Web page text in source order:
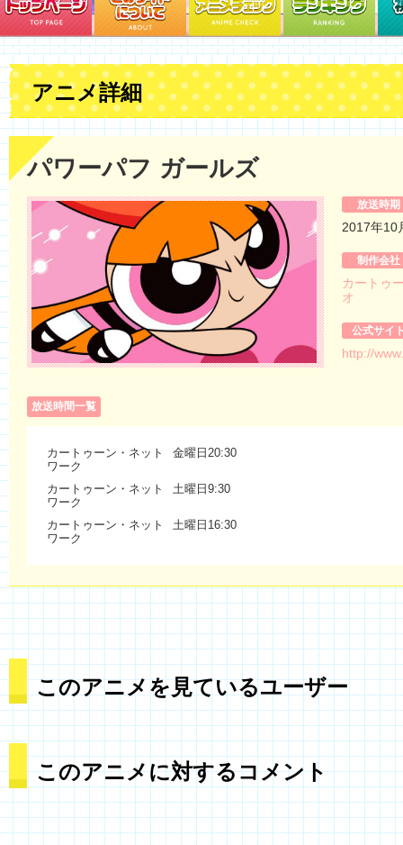
アニメ詳細
パワーパフ ガールズ
放送時期
2017年10
制作会社
カートゥ
オ
公式サイ
http://
放送時間一覧
カートゥーン・ネット
ワーク
金曜日20:30
カートゥーン・ネット
ワーク
土曜日9:30
カートゥーン・ネット
ワーク
土曜日16:30
このアニメを見ているユーザー
このアニメに対するコメント